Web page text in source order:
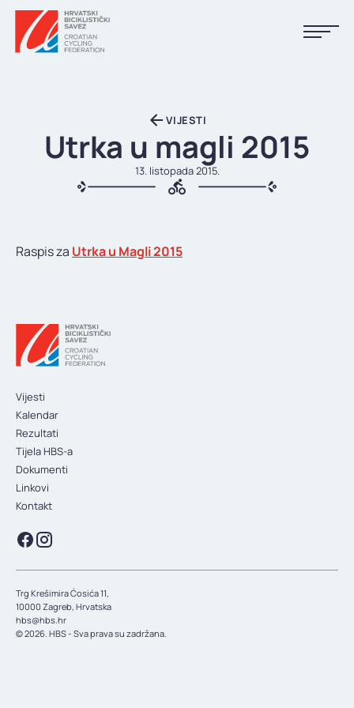
KALENDAR
REZULTATI
TIJELA HBS-A
LINKOVI
KONTAKT
VIJESTI
Utrka u magli 2015
13. listopada 2015.
Raspis za Utrka u Magli 2015
Vijesti
Kalendar
Rezultati
Tijela HBS-a
Dokumenti
Linkovi
Kontakt
© 2026. HBS - Sva prava su zadržana.
Trg Krešimira Ćosića 11,
10000 Zagreb, Hrvatska
hbs@hbs.hr